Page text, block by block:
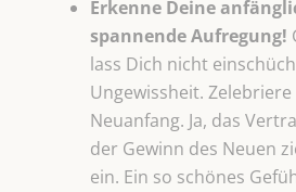
Erkenne Deine
spannende Aufregung!
lass Dich nicht
Ungewissheit.
Neuanfang. Ja, das
der Gewinn des Neuen
ein. Ein so schönes